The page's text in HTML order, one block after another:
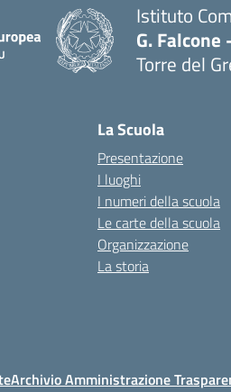
Istituto
G. Falcone
Torre del
La Scuola
Presentazione
I luoghi
I numeri della scuola
Le carte della scuola
Organizzazione
La storia
Archivio Amministrazione